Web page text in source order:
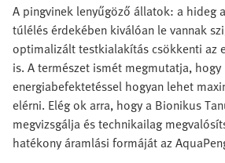
A pingvinek lenyűgöző állatok: a hideg
túlélés érdekében kiválóan le vannak
optimalizált testkialakítás csökkenti az
is. A természet ismét megmutatja,
energiabefektetéssel hogyan lehet
elérni. Elég ok arra, hogy a Bionikus
megvizsgálja és technikailag
hatékony áramlási formáját az